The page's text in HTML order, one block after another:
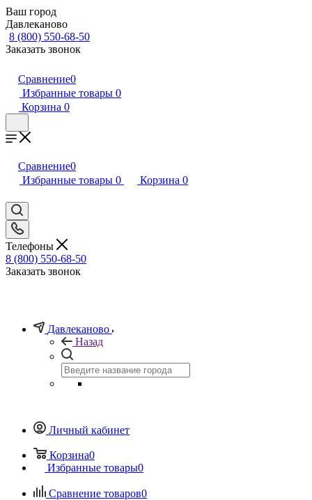
Ваш город
Давлеканово
8 (800) 550-68-50
Заказать звонок
Сравнение0
Избранные товары 0
Корзина 0
Сравнение0
Избранные товары 0 Корзина 0
Телефоны
8 (800) 550-68-50
Заказать звонок
Давлеканово
Назад
Личный кабинет
Корзина0
Избранные товары0
Сравнение товаров0